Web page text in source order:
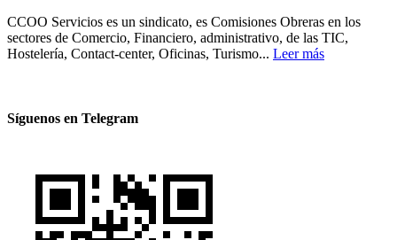
CCOO Servicios es un sindicato, es Comisiones Obreras en los
sectores de Comercio, Financiero, administrativo, de las TIC,
Hostelería, Contact-center, Oficinas, Turismo... Leer más
Síguenos en Telegram